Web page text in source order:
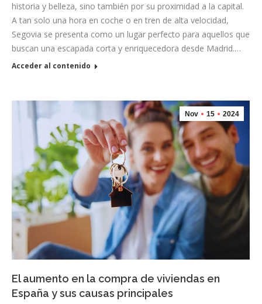
historia y belleza, sino también por su proximidad a la capital.
A tan solo una hora en coche o en tren de alta velocidad,
Segovia se presenta como un lugar perfecto para aquellos que
buscan una escapada corta y enriquecedora desde Madrid.…
Acceder al contenido
Nov 15 2024
El aumento en la compra de viviendas en
España y sus causas principales